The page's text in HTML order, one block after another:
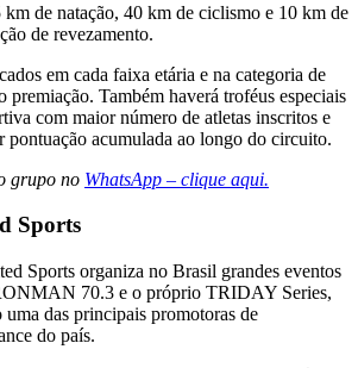
km de natação, 40 km de ciclismo e 10 km de
de revezamento.
em cada faixa etária e na categoria de
premiação. Também haverá troféus especiais
com maior número de atletas inscritos e
pontuação acumulada ao longo do circuito.
grupo no WhatsApp – clique aqui.
Sports
Sports organiza no Brasil grandes eventos
70.3 e o próprio TRIDAY Series,
das principais promotoras de
do país.